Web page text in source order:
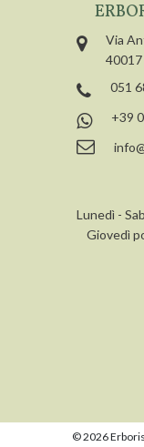
Via
40017
051
+39
Lunedì -
Giovedì
© 2026